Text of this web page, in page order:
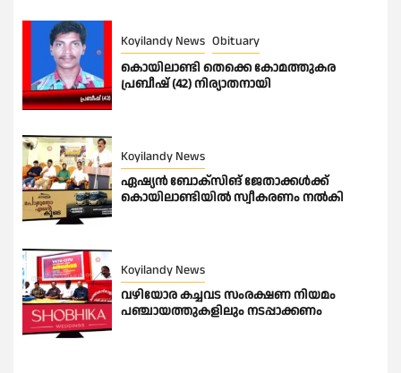
Koyilandy News Obituary
കൊയിലാണ്ടി തെക്കെ കോമത്തുകര
പ്രബീഷ് (42) നിര്യാതനായി
Koyilandy News
ഏഷ്യൻ ബോക്സിങ് ജേതാക്കൾക്ക്
കൊയിലാണ്ടിയിൽ സ്വീകരണം നൽകി
Koyilandy News
വഴിയോര കച്ചവട സംരക്ഷണ നിയമം
പഞ്ചായത്തുകളിലും നടപ്പാക്കണം